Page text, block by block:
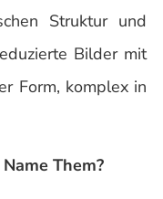
Struktur und
Bilder mit
Form, komplex in
Them?